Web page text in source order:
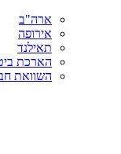
ארה"ב
אירופה
תאילנד
הארכת
השוואת